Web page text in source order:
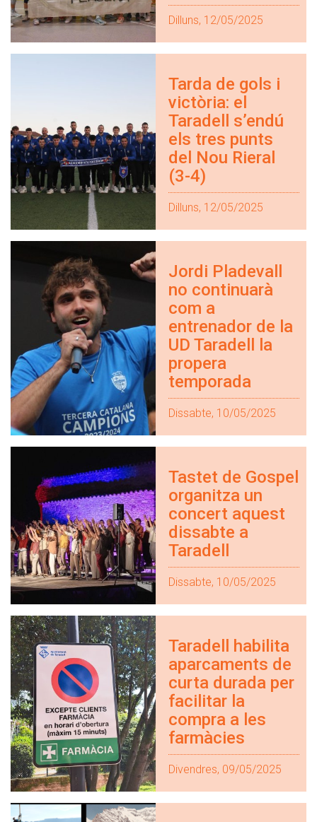
Dilluns, 12/05/2025
Tarda de gols i
victòria: el
Taradell s’endú
els tres punts
del Nou Rieral
(3-4)
Dilluns, 12/05/2025
Jordi Pladevall
no continuarà
com a
entrenador de la
UD Taradell la
propera
temporada
Dissabte, 10/05/2025
Tastet de Gospel
organitza un
concert aquest
dissabte a
Taradell
Dissabte, 10/05/2025
Taradell habilita
aparcaments de
curta durada per
facilitar la
compra a les
farmàcies
Divendres, 09/05/2025